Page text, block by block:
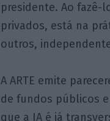
presidente. Ao fazê-
privados, está na
outros,
A ARTE emite
de fundos públicos
que a IA é já